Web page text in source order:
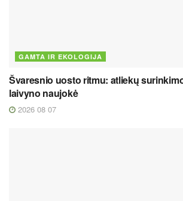
GAMTA IR EKOLOGIJA
Švaresnio uosto ritmu: atliekų
laivyno naujokė
2026 08 07